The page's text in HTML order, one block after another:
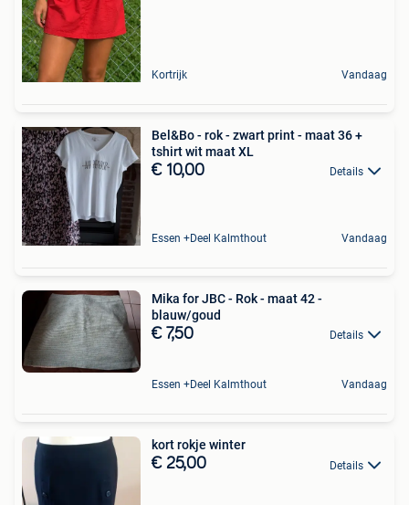
Kortrijk Vandaag
Bel&Bo - rok - zwart print - maat 36 +
tshirt wit maat XL
€ 10,00 Details
Essen +Deel Kalmthout Vandaag
Mika for JBC - Rok - maat 42 -
blauw/goud
€ 7,50 Details
Essen +Deel Kalmthout Vandaag
kort rokje winter
€ 25,00 Details